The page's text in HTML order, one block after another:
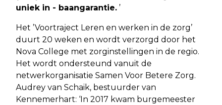
uniek in - baangarantie. ’
Het ’Voortraject Leren en werken in de zorg’
duurt 20 weken en wordt verzorgd door het
Nova College met zorginstellingen in de regio.
Het wordt ondersteund vanuit de
netwerkorganisatie Samen Voor Betere Zorg.
Audrey van Schaik, bestuurder van
Kennemerhart: ‘In 2017 kwam burgemeester